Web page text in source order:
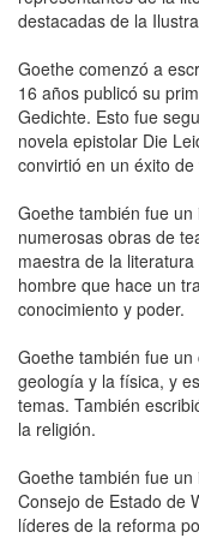
destacadas de la
Goethe comenzó a
16 años publicó su
Gedichte. Esto fue
novela epistolar Die
convirtió en un éxito
Goethe también fue
numerosas obras de
maestra de la
hombre que hace un
conocimiento y poder.
Goethe también fue
geología y la física, y
temas. También
la religión.
Goethe también fue
Consejo de Estado de
líderes de la reforma